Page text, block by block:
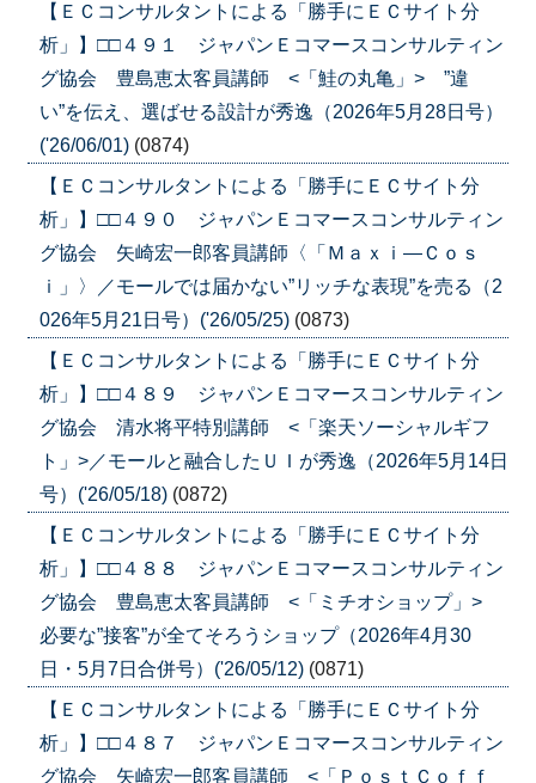
【ＥＣコンサルタントによる「勝手にＥＣサイト分
析」】□□４９１ ジャパンＥコマースコンサルティン
グ協会 豊島恵太客員講師 <「鮭の丸亀」> ”違
い”を伝え、選ばせる設計が秀逸（2026年5月28日号）
('26/06/01) (0874)
【ＥＣコンサルタントによる「勝手にＥＣサイト分
析」】□□４９０ ジャパンＥコマースコンサルティン
グ協会 矢崎宏一郎客員講師〈「Ｍａｘｉ―Ｃｏｓ
ｉ」〉／モールでは届かない”リッチな表現”を売る（2
026年5月21日号）('26/05/25) (0873)
【ＥＣコンサルタントによる「勝手にＥＣサイト分
析」】□□４８９ ジャパンＥコマースコンサルティン
グ協会 清水将平特別講師 <「楽天ソーシャルギフ
ト」>／モールと融合したＵＩが秀逸（2026年5月14日
号）('26/05/18) (0872)
【ＥＣコンサルタントによる「勝手にＥＣサイト分
析」】□□４８８ ジャパンＥコマースコンサルティン
グ協会 豊島恵太客員講師 <「ミチオショップ」>
必要な”接客”が全てそろうショップ（2026年4月30
日・5月7日合併号）('26/05/12) (0871)
【ＥＣコンサルタントによる「勝手にＥＣサイト分
析」】□□４８７ ジャパンＥコマースコンサルティン
グ協会 矢崎宏一郎客員講師 <「ＰｏｓｔＣｏｆｆ